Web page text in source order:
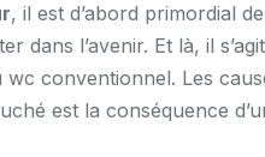
, il est d’abord primordial
dans l’avenir. Et là, il
conventionnel. Les
est la conséquence